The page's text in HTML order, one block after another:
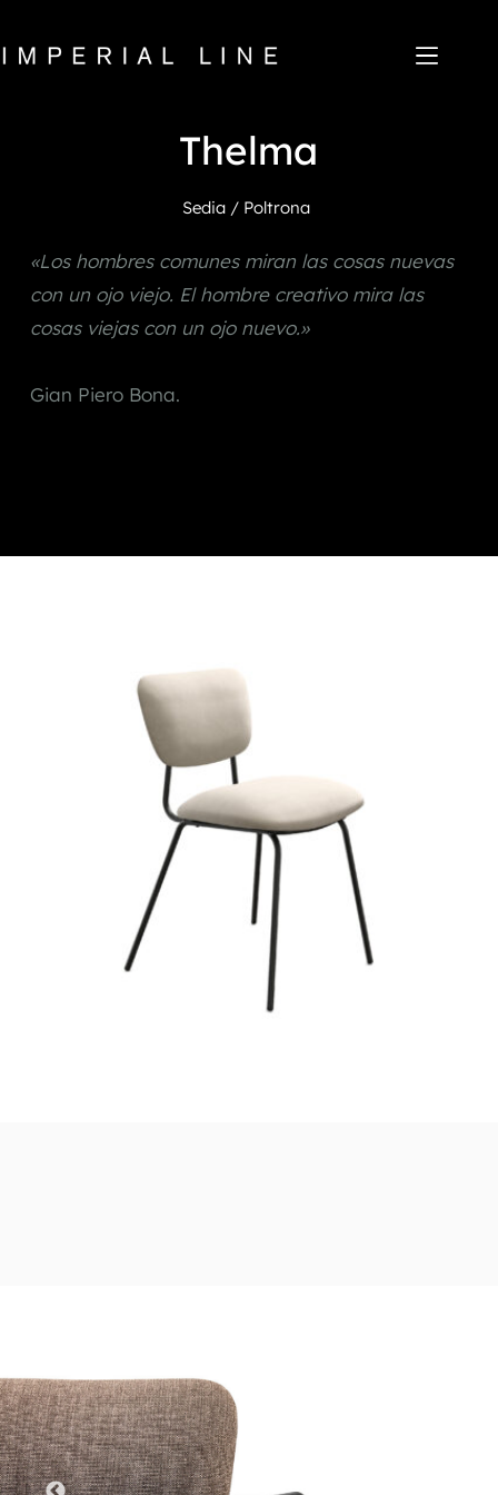
contenido
Home
Quiénes somos
Contacto
FR
Thelma
Sedia / Poltrona
«Los hombres comunes miran las cosas nuevas
con un ojo viejo. El hombre creativo mira las
cosas viejas con un ojo nuevo.»
Gian Piero Bona.